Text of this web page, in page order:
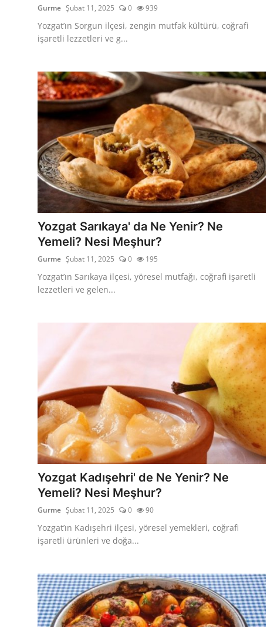
Gıda Sözlüğü & Nedir?
Yemek Tarifleri & Menüler
Gurme Şubat 11, 2025 0 939
Yozgat’ın Sorgun ilçesi, zengin mutfak kültürü, coğrafi
işaretli lezzetleri ve g...
Yozgat Sarıkaya' da Ne Yenir? Ne
Yemeli? Nesi Meşhur?
Gurme Şubat 11, 2025 0 195
Yozgat’ın Sarıkaya ilçesi, yöresel mutfağı, coğrafi işaretli
lezzetleri ve gelen...
Yozgat Kadışehri' de Ne Yenir? Ne
Yemeli? Nesi Meşhur?
Gurme Şubat 11, 2025 0 90
Yozgat’ın Kadışehri ilçesi, yöresel yemekleri, coğrafi
işaretli ürünleri ve doğa...